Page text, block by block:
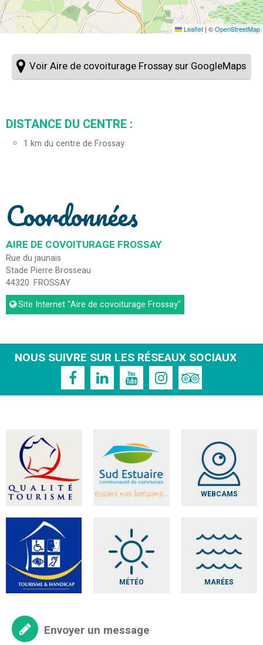
Leaflet |©OpenStreetMap
Voir Aire de covoiturage Frossay sur GoogleMaps
DISTANCE DU CENTRE :
1 km du centre de Frossay
Coordonnées
AIRE DE COVOITURAGE FROSSAY
Rue du jaunais
Stade Pierre Brosseau
44320 FROSSAY
Site Internet"Aire de covoiturage Frossay"
NOUS SUIVRE SUR LES RÉSEAUX SOCIAUX
WEBCAMS
MÉTÉO MARÉES
Envoyer un message